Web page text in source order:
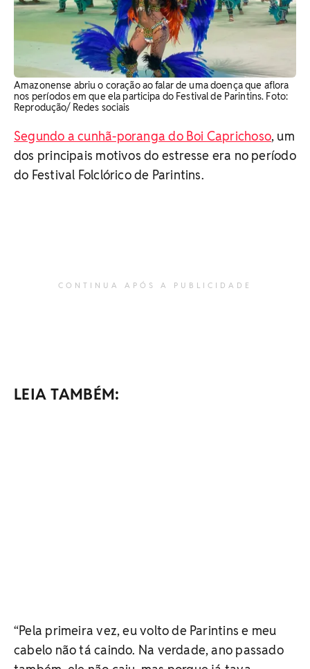
Amazonense abriu o coração ao falar de uma doença que aflora
nos períodos em que ela participa do Festival de Parintins. Foto:
Reprodução/ Redes sociais
Segundo a cunhã-poranga do Boi Caprichoso, um
dos principais motivos do estresse era no período
do Festival Folclórico de Parintins.
CONTINUA APÓS A PUBLICIDADE
LEIA TAMBÉM:
“Pela primeira vez, eu volto de Parintins e meu
cabelo não tá caindo. Na verdade, ano passado